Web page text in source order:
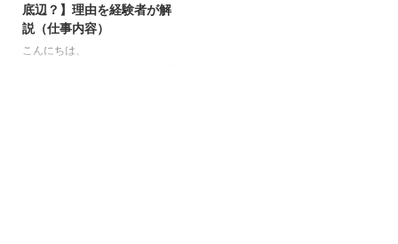
底辺？】理由を経験者が解
説（仕事内容）
こんにちは、